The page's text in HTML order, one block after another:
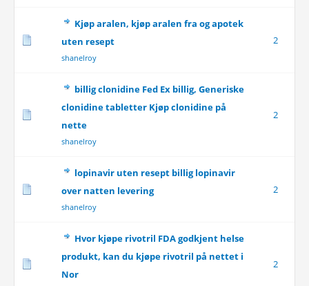
Kjøp aralen, kjøp aralen fra og apotek
uten resept
shanelroy
2
billig clonidine Fed Ex billig, Generiske
clonidine tabletter Kjøp clonidine på
nette
shanelroy
2
lopinavir uten resept billig lopinavir
over natten levering
shanelroy
2
Hvor kjøpe rivotril FDA godkjent helse
produkt, kan du kjøpe rivotril på nettet i
Nor
2